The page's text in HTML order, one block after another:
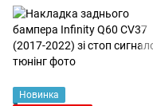
Новинка